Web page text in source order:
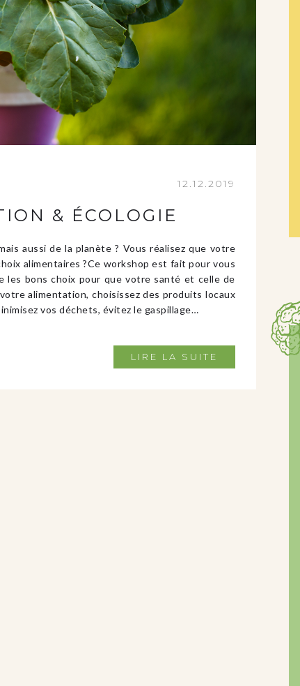
12.12.2019
& ÉCOLOGIE
aussi de la planète ? Vous réalisez que votre
alimentaires ?Ce workshop est fait pour vous
les bons choix pour que votre santé et celle de
alimentation, choisissez des produits locaux
vos déchets, évitez le gaspillage…
LIRE LA SUITE